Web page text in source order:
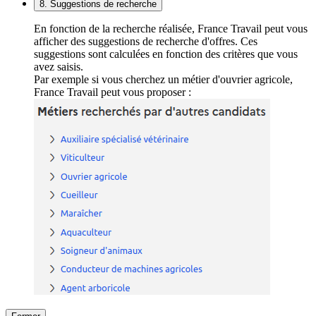
8. Suggestions de recherche
En fonction de la recherche réalisée, France Travail peut vous
afficher des suggestions de recherche d'offres. Ces
suggestions sont calculées en fonction des critères que vous
avez saisis.
Par exemple si vous cherchez un métier d'ouvrier agricole,
France Travail peut vous proposer :